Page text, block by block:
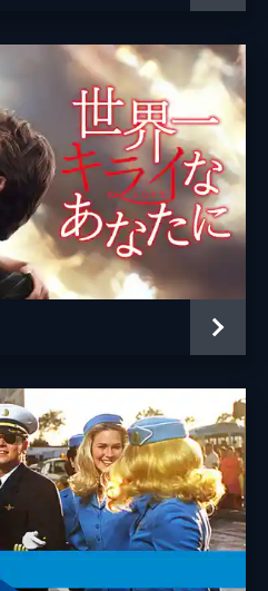
デイミアン・チャゼル
ジャスティン・ハーウィッツ
フレッド・バーガー
ジョーダン・ホロウィッツ
ゲイリー・ギルバート
マーク・プラット